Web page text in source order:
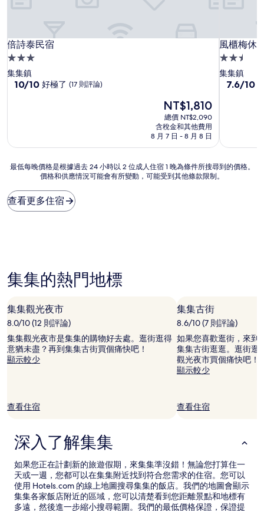
倍詩泰民宿
倍詩泰民宿
3.0
星
級
集集鎮
10.0
好
了，
則
評
論)
10/10 好極了 (17 則評論)
現
在
價
格
為
NT$1,810
總價 NT$2,090
含稅金和其他費用
8 月 7 日 - 8 月 8 日
風櫃梅休
風櫃梅休
2.5
星
級
集集鎮
7.6
不
哦，
7.6/10
最
晚
價
去
24
時
以
2
位
成
人
為
所
尋
的
價
格。
最低每晚價格是根據過去 24 小時以 2 位成人住宿 1 晚為條件所搜尋到的價格。
價格和供應情況可能會有所變動，可能受到其他條款限制。
查看更多住宿
集集的熱門地標
集集觀光夜市
8.0/10 (12 則評論)
集集觀光夜市是集集的購物好去處。逛街逛得
意猶未盡？再到集集古街買個痛快吧！
顯示較少
查看住宿
集集古街
8.6/10 (7 則評論)
如果您喜歡逛街，來到
集集古街逛逛。逛街逛
觀光夜市買個痛快吧！
顯示較少
查看住宿
深入了解集集
如果您正在計劃新的旅遊假期，來集集準沒錯！無論您打算住一
天或一週，您都可以在集集附近找到符合您需求的住宿。您可以
使用 Hotels.com 的線上地圖搜尋集集的飯店。我們的地圖會顯示
集集各家飯店附近的區域，您可以清楚看到您距離景點和地標有
多遠，然後進一步縮小搜尋範圍。我們的最低價格保證，保證提